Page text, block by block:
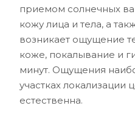
приемом солнечных
кожу лица и тела, а
возникает ощущение
коже, покалывание и
минут. Ощущения
участках локализации
естественна.